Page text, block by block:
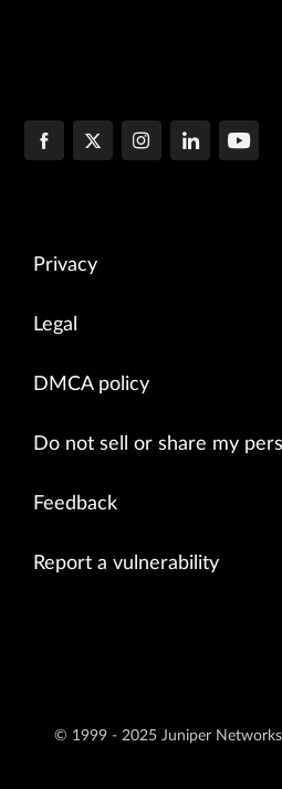
Privacy
Legal
DMCA policy
Do not sell or share my
Feedback
Report a vulnerability
© 1999 - 2025 Juniper